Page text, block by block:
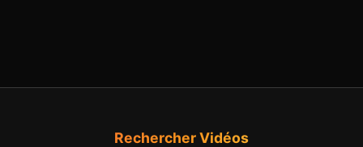
Rechercher Vidéos